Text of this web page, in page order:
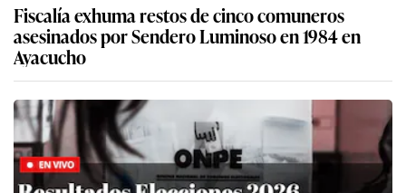
Fiscalía exhuma restos de cinco comuneros
asesinados por Sendero Luminoso en 1984 en
Ayacucho